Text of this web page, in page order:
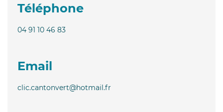
Téléphone
04 91 10 46 83
Email
clic.cantonvert@hotmail.fr